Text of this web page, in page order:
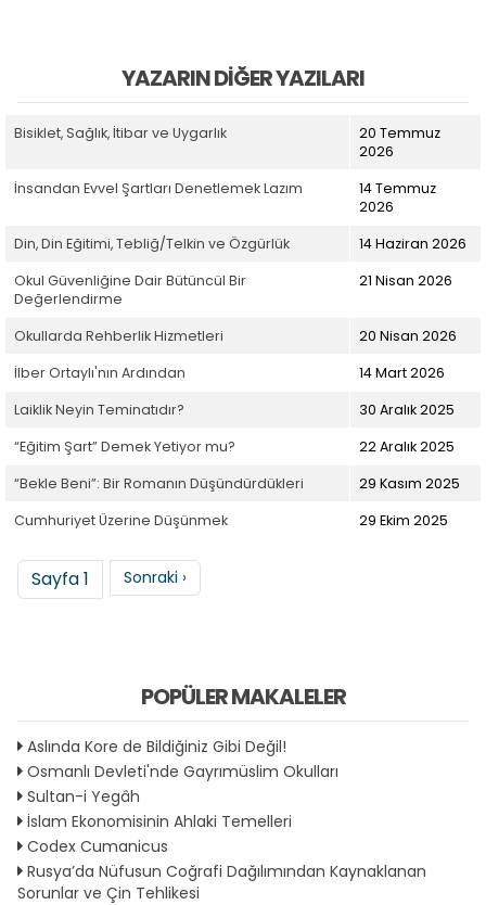
YAZARIN DIĞER YAZILARI
Bisiklet, Sağlık, İtibar ve Uygarlık
20 Temmuz
2026
İnsandan Evvel Şartları Denetlemek Lazım
14 Temmuz
2026
Din, Din Eğitimi, Tebliğ/Telkin ve Özgürlük
14 Haziran 2026
Okul Güvenliğine Dair Bütüncül Bir
Değerlendirme
21 Nisan 2026
Okullarda Rehberlik Hizmetleri
20 Nisan 2026
İlber Ortaylı'nın Ardından
14 Mart 2026
Laiklik Neyin Teminatıdır?
30 Aralık 2025
“Eğitim Şart” Demek Yetiyor mu?
22 Aralık 2025
“Bekle Beni”: Bir Romanın Düşündürdükleri
29 Kasım 2025
Cumhuriyet Üzerine Düşünmek
29 Ekim 2025
Sayfalama
Sayfa 1 Sonraki sayfa
Sonraki ›
POPÜLER MAKALELER
Aslında Kore de Bildiğiniz Gibi Değil!
Osmanlı Devleti'nde Gayrımüslim Okulları
Sultan-i Yegâh
İslam Ekonomisinin Ahlaki Temelleri
Codex Cumanicus
Rusya’da Nüfusun Coğrafi Dağılımından Kaynaklanan
Sorunlar ve Çin Tehlikesi